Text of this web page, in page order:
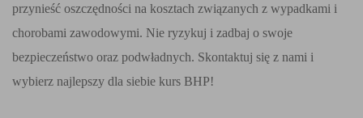
przynieść oszczędności na kosztach związanych z wypadkami i
chorobami zawodowymi. Nie ryzykuj i zadbaj o swoje
bezpieczeństwo oraz podwładnych. Skontaktuj się z nami i
wybierz najlepszy dla siebie kurs BHP!